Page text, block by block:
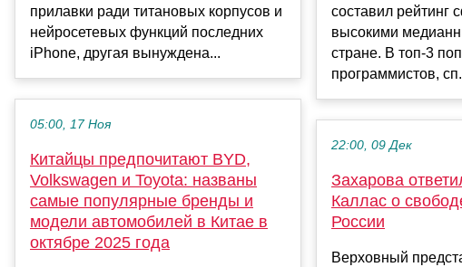
прилавки ради титановых корпусов и
нейросетевых функций последних
iPhone, другая вынуждена...
05:00, 17 Ноя
Китайцы предпочитают BYD,
Volkswagen и Toyota: названы
самые популярные бренды и
модели автомобилей в Китае в
октябре 2025 года
составил рейтинг
высокими
стране. В топ-3
программистов,
22:00, 09 Дек
Захарова
Каллас о
России
Верховный